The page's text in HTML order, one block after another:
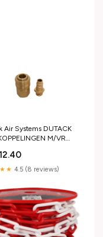
Air Systems DUTACK
M/VR
Festool Powerstation
4.5 (8 reviews)